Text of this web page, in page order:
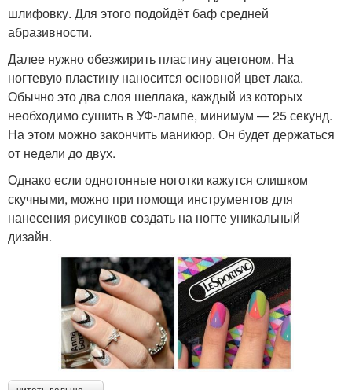
шлифовку. Для этого подойдёт баф средней
абразивности.
Далее нужно обезжирить пластину ацетоном. На
ногтевую пластину наносится основной цвет лака.
Обычно это два слоя шеллака, каждый из которых
необходимо сушить в УФ-лампе, минимум — 25 секунд.
На этом можно закончить маникюр. Он будет держаться
от недели до двух.
Однако если однотонные ноготки кажутся слишком
скучными, можно при помощи инструментов для
нанесения рисунков создать на ногте уникальный
дизайн.